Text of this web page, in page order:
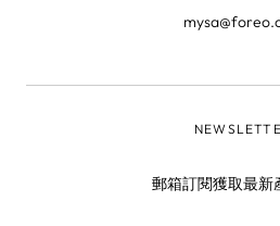
郵箱訂閱獲取最新